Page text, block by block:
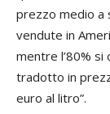
prezzo medio a
vendute in
mentre l’80% si
tradotto in
euro al litro”.